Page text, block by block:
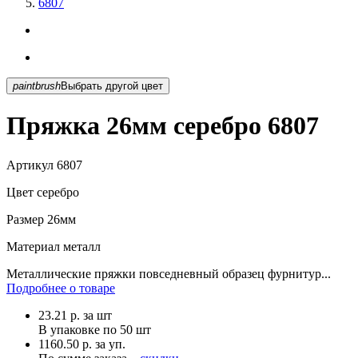
paintbrush Выбрать другой цвет
Пряжка 26мм серебро 6807
Артикул 6807
Цвет серебро
Размер 26мм
Материал металл
Металлические пряжки повседневный образец фурнитур...
Подробнее о товаре
23.21 р. за шт
В упаковке по 50 шт
1160.50 р. за уп.